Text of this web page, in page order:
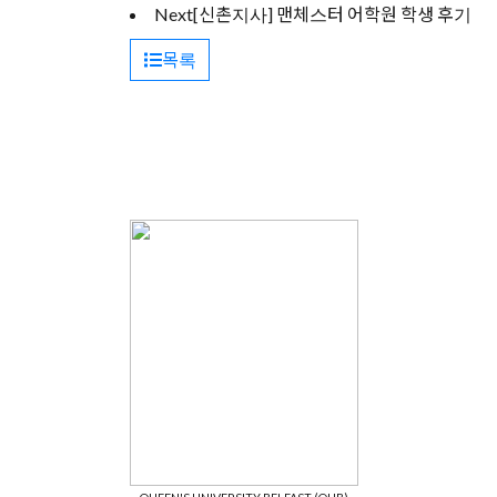
Next[신촌지사] 맨체스터 어학원 학생 후기
목록